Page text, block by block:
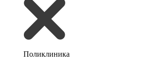
Поликлиника